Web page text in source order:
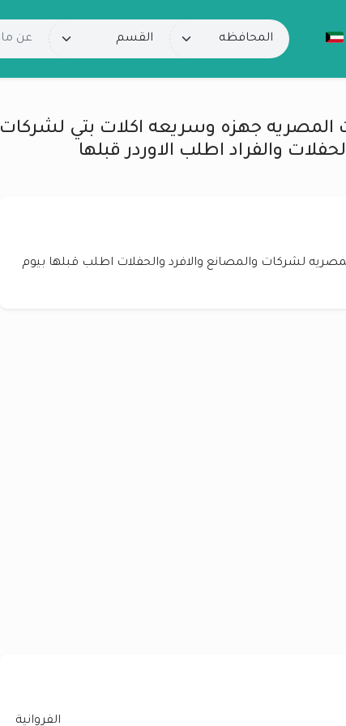
المصريه جهزه وسريعه اكلات بتي لشركات
والفراد اطلب الاوردر قبلها
لشركات والمصانع والافرد والحفلات اطلب قبلها بيوم
الفروانية